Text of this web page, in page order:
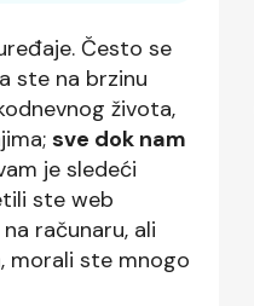
Često se
ste na brzinu
života,
sve dok nam
je sledeći
ste web
računaru, ali
morali ste mnogo